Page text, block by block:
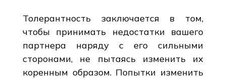
Толерантность заключается в том,
чтобы принимать недостатки вашего
партнера наряду с его сильными
сторонами, не пытаясь изменить их
коренным образом. Попытки изменить